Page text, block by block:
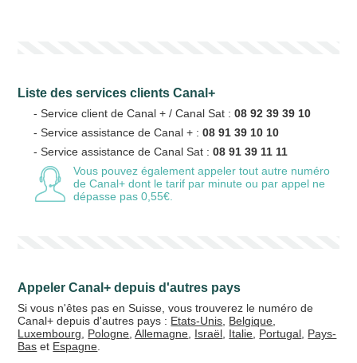
Vos crédits
Liste des services clients Canal+
- Service client de Canal + / Canal Sat :08 92 39 39 10
- Service assistance de Canal + :08 91 39 10 10
- Service assistance de Canal Sat :08 91 39 11 11
Vous pouvez également appeler tout autre numéro
de Canal+ dont le tarif par minute ou par appel ne
dépasse pas 0,55€.
Appeler Canal+ depuis d'autres pays
Si vous n'êtes pas en Suisse, vous trouverez le numéro de
Canal+ depuis d'autres pays : Etats-Unis Belgique
Luxembourg
Pologne ,Allemagne Israël Italie Portugal Pays-
Bas et Espagne